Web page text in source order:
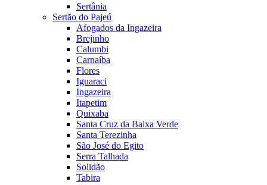
Sertânia
Sertão do Pajeú
Afogados da Ingazeira
Brejinho
Calumbi
Carnaíba
Flores
Iguaraci
Ingazeira
Itapetim
Quixaba
Santa Cruz da Baixa Verde
Santa Terezinha
São José do Egito
Serra Talhada
Solidão
Tabira